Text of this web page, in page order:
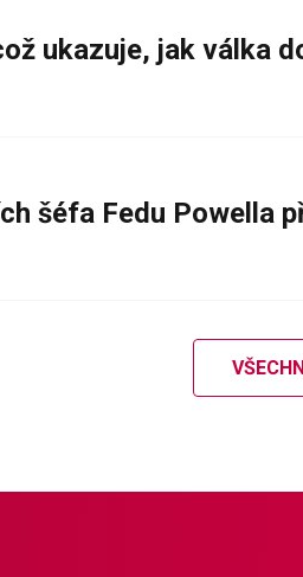
ukazuje, jak válka
šéfa Fedu Powella